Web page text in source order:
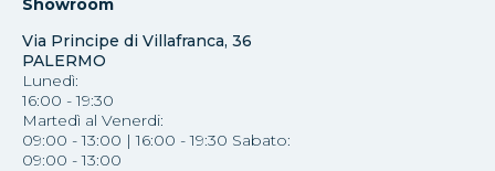
Showroom
Via Principe di Villafranca, 36
PALERMO
Lunedì:
16:00 - 19:30
Martedì al Venerdi:
09:00 - 13:00 | 16:00 - 19:30 Sabato:
09:00 - 13:00